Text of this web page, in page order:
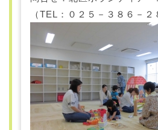
（TEL：０２５－３８６－２